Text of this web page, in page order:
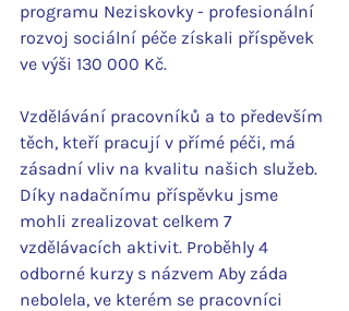
programu Neziskovky - profesionální
rozvoj sociální péče získali příspěvek
ve výši 130 000 Kč.
Vzdělávání pracovníků a to především
těch, kteří pracují v přímé péči, má
zásadní vliv na kvalitu našich služeb.
Díky nadačnímu příspěvku jsme
mohli zrealizovat celkem 7
vzdělávacích aktivit. Proběhly 4
odborné kurzy s názvem Aby záda
nebolela, ve kterém se pracovníci